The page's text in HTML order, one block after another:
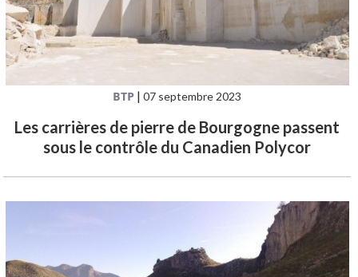
BTP |07 septembre 2023
Les carrières de pierre de Bourgogne passent
sous le contrôle du Canadien Polycor